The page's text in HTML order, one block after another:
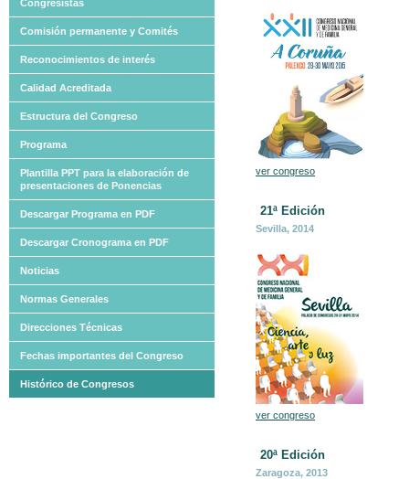
ver congreso
21ª Edición
Sevilla, 2014
ver congreso
20ª Edición
Zaragoza, 2013
Congresistas
Comisión permanente y Comités
Reconocimientos de interés
Calidad Acreditada
Estructura del Congreso
Programa
Plantilla PPT para la elaboración de
presentaciones de Ponencias
Descargar Programa en PDF
Descargar Cronograma en PDF
Noticias
Normas Generales
Direcciones Técnicas
Fechas importantes del Congreso
Histórico de Congresos